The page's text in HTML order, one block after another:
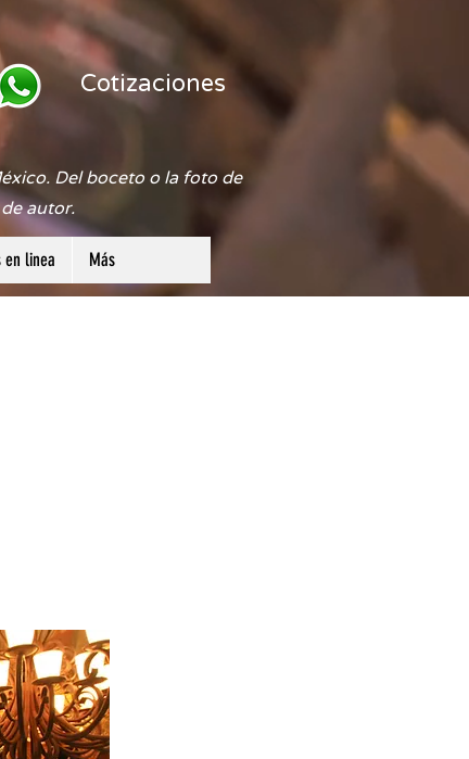
Cotizaciones
Del boceto o la foto de
autor.
en linea Más